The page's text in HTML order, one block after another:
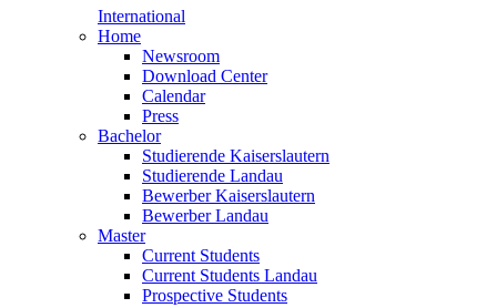
International
Home
Newsroom
Download Center
Calendar
Press
Bachelor
Studierende Kaiserslautern
Studierende Landau
Bewerber Kaiserslautern
Bewerber Landau
Master
Current Students
Current Students Landau
Prospective Students